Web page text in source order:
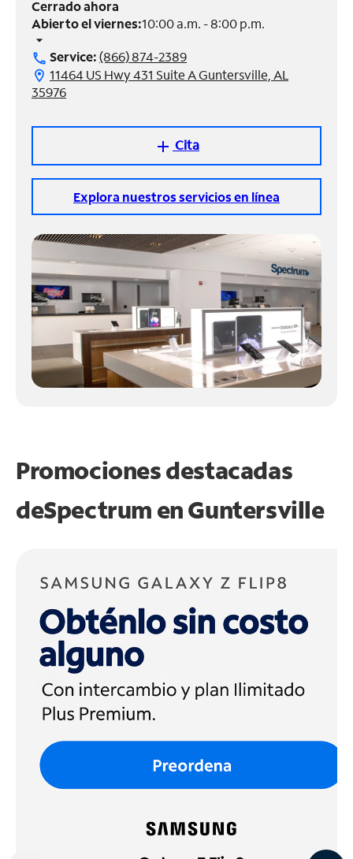
Administrar
cuenta
Encuentra
tienda
Cerrado ahora
Abierto el viernes:10:00 a.m. - 8:00 p.m.
arrow_drop_down
call Service:(866) 874-2389
location_on 11464 US Hwy 431 Suite A Guntersville, AL
35976
add Cita
Explora nuestros servicios en línea
Promociones destacadas
deSpectrum enGuntersville